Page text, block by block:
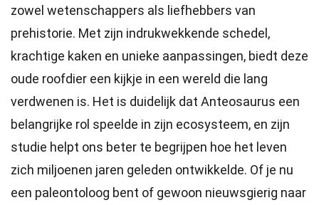
zowel wetenschappers als liefhebbers van
prehistorie. Met zijn indrukwekkende schedel,
krachtige kaken en unieke aanpassingen, biedt deze
oude roofdier een kijkje in een wereld die lang
verdwenen is. Het is duidelijk dat Anteosaurus een
belangrijke rol speelde in zijn ecosysteem, en zijn
studie helpt ons beter te begrijpen hoe het leven
zich miljoenen jaren geleden ontwikkelde. Of je nu
een paleontoloog bent of gewoon nieuwsgierig naar